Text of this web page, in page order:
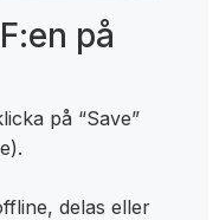
på
på “Save”
delas eller